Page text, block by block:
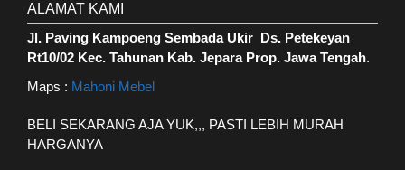
ALAMAT KAMI
Jl. Paving Kampoeng Sembada Ukir Ds. Petekeyan
Rt10/02 Kec. Tahunan Kab. Jepara Prop. Jawa Tengah.
Maps : Mahoni Mebel
BELI SEKARANG AJA YUK,,, PASTI LEBIH MURAH
HARGANYA